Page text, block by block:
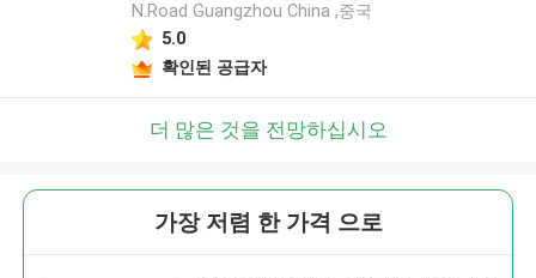
N.Road Guangzhou China ,중국
5.0
확인된 공급자
더 많은 것을 전망하십시오
가장 저렴 한 가격 으로